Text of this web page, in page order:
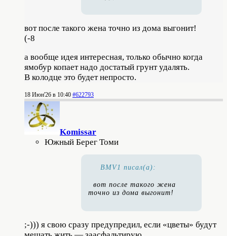
вот после такого жена точно из дома выгонит!
(-8
а вообще идея интересная, только обычно когда
ямобур копает надо достатый грунт удалять.
В колодце это будет непросто.
18 Июн'26 в 10:40 #622793
Komissar
Южный Берег Томи
BMV1 писал(а):
вот после такого жена
точно из дома выгонит!
;-))) я свою сразу предупредил, если «цветы» будут